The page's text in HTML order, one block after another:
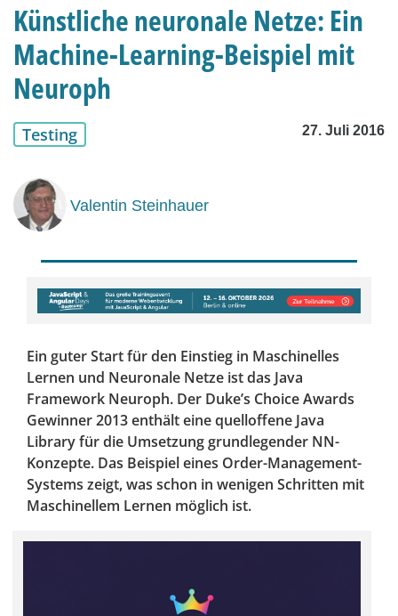
Künstliche neuronale Netze: Ein
Machine-Learning-Beispiel mit
Neuroph
Testing 27. Juli 2016
Valentin Steinhauer
Ein guter Start für den Einstieg in Maschinelles
Lernen und Neuronale Netze ist das Java
Framework Neuroph. Der Duke’s Choice Awards
Gewinner 2013 enthält eine quelloffene Java
Library für die Umsetzung grundlegender NN-
Konzepte. Das Beispiel eines Order-Management-
Systems zeigt, was schon in wenigen Schritten mit
Maschinellem Lernen möglich ist.